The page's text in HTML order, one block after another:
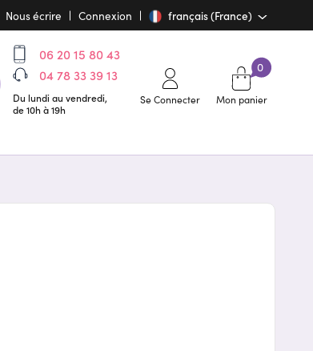
Nous écrire Connexion français (France)
06 20 15 80 43
04 78 33 39 13
Du lundi au vendredi,
de 10h à 19h
Se Connecter Mon panier
0